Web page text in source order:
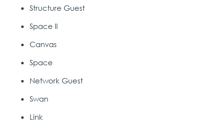
Structure Guest
Space ll
Canvas
Space
Network Guest
Swan
Link